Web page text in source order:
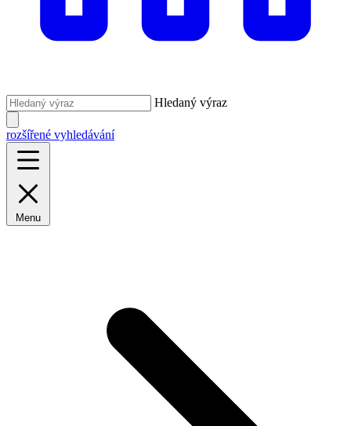
Hledaný výraz
rozšířené vyhledávání
Menu